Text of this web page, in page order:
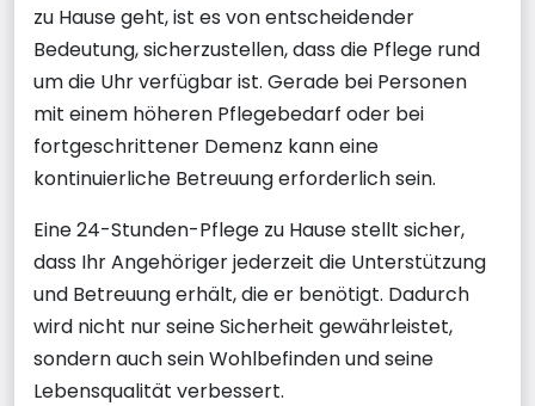
zu Hause geht, ist es von entscheidender
Bedeutung, sicherzustellen, dass die Pflege rund
um die Uhr verfügbar ist. Gerade bei Personen
mit einem höheren Pflegebedarf oder bei
fortgeschrittener Demenz kann eine
kontinuierliche Betreuung erforderlich sein.
Eine 24-Stunden-Pflege zu Hause stellt sicher,
dass Ihr Angehöriger jederzeit die Unterstützung
und Betreuung erhält, die er benötigt. Dadurch
wird nicht nur seine Sicherheit gewährleistet,
sondern auch sein Wohlbefinden und seine
Lebensqualität verbessert.